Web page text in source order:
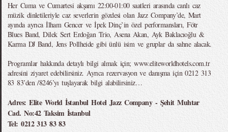
Her Cuma ve Cumartesi akşamı 22:00-01:00 saatleri arasında canlı caz
müzik dinletileriyle caz severlerin gözdesi olan Jazz Company’de, Mart
ayında ayrıca İlham Gencer ve İpek Dinç’in özel performansları, Fötr
Blues Band, Dilek Sert Erdoğan Trio, Asena Akan, Ayk Baklacıoğlu &
Karma DJ Band, Jens Pollheide gibi ünlü isim ve gruplar da sahne alacak.
Programlar hakkında detaylı bilgi almak için; www.eliteworldhotels.com.tr
adresini ziyaret edebilirsiniz. Ayrıca rezervasyon ve danışma için 0212 313
83 83’den /8246’yı tuşlayarak bilgi alabilirsiniz…
Adres: Elite World İstanbul Hotel Jazz Company - Şehit Muhtar
Cad. No:42 Taksim İstanbul
Tel: 0212 313 83 83